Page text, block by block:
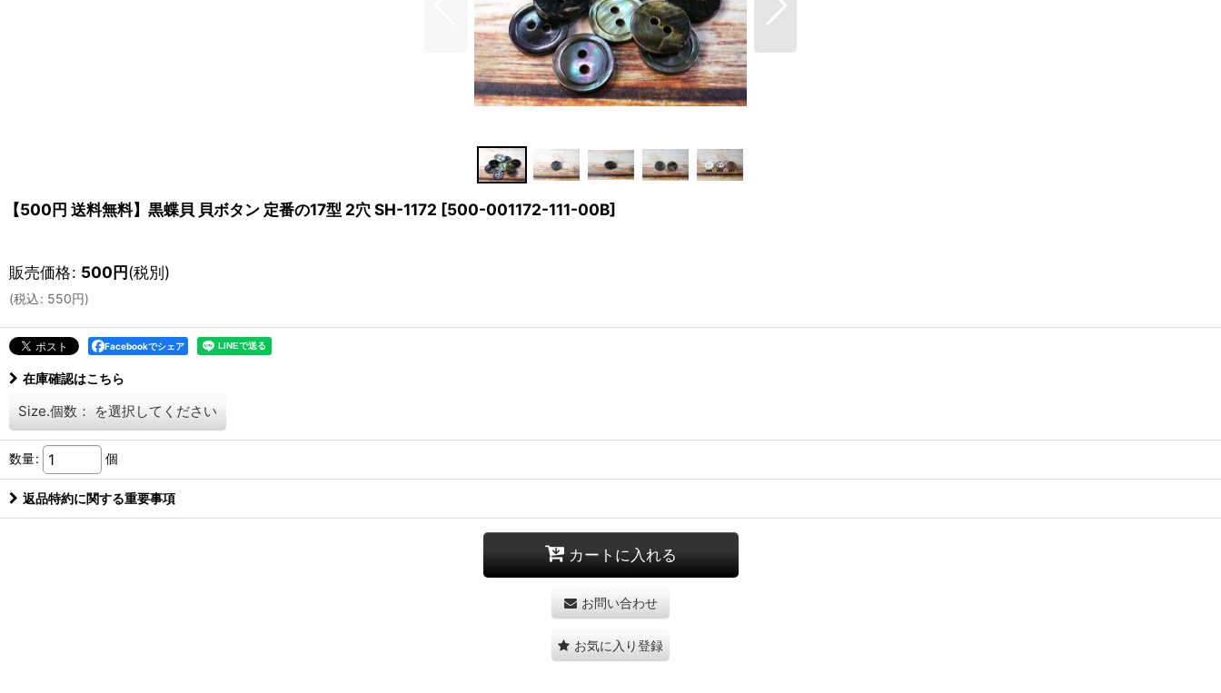
【500円 送料無料】黒蝶貝 貝ボタン 定番の17型 2穴 SH-1172 [500-001172-111-00B]
販売価格: 500円(税別)
(税込: 550円)
Facebookでシェア
在庫確認はこちら
Size.個数： を選択してください
数量: 個
返品特約に関する重要事項
カートに入れる
お問い合わせ
お気に入り登録